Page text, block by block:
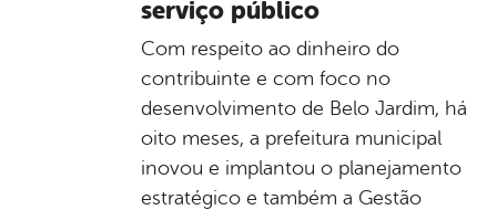
serviço público
Com respeito ao dinheiro do
contribuinte e com foco no
desenvolvimento de Belo Jardim, há
oito meses, a prefeitura municipal
inovou e implantou o planejamento
estratégico e também a Gestão